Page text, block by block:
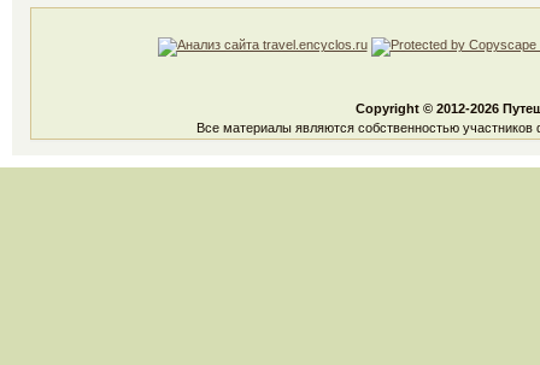
Copyright © 2012-2026
Все материалы являются собственностью